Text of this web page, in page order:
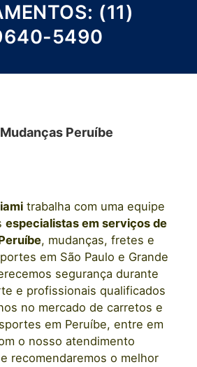
(11)
5490
Peruíbe
trabalha com uma equipe
especialistas em serviços de
, mudanças, fretes e
em São Paulo e Grande
segurança durante
e profissionais qualificados
no mercado de carretos e
em Peruíbe, entre em
o nosso atendimento
recomendaremos o melhor